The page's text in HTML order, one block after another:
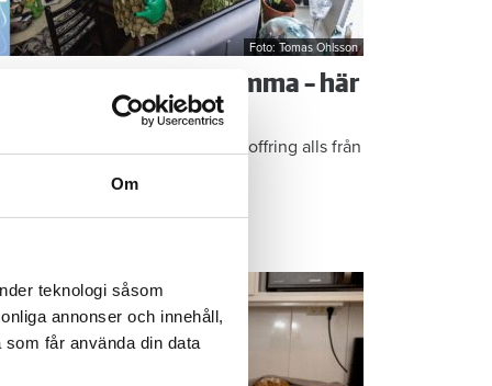
Om
teknologi såsom
annonser och innehåll,
får använda din data
Foto: Tomas Ohlsson
sparar du vatten hemma – här
Kristins bästa tips
är enkla: ”Det är ingen uppoffring alls från